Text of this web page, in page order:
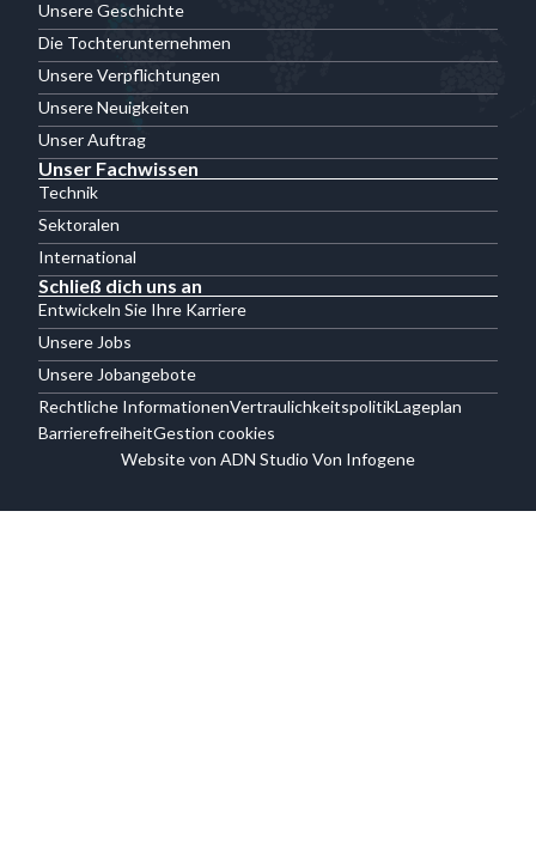
Unsere Geschichte
Die Tochterunternehmen
Unsere Verpflichtungen
Unsere Neuigkeiten
Unser Auftrag
Unser Fachwissen
Technik
Sektoralen
International
Schließ dich uns an
Entwickeln Sie Ihre Karriere
Unsere Jobs
Unsere Jobangebote
Rechtliche InformationenVertraulichkeitspolitikLageplan
BarrierefreiheitGestion cookies
Website von ADN Studio Von Infogene